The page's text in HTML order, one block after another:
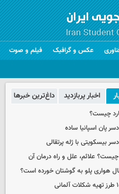
عکس و گرافیک فیلم و صوت
اخبار پربازدید داغ‌ترین خبرها
چیست؟
پان اسپانیا ساده
بیسکویتی با ژله پرتقالی
چیست؟ علائم، علل و راه درمان آن
حال هواری پلو به گوشتان خورده است؟